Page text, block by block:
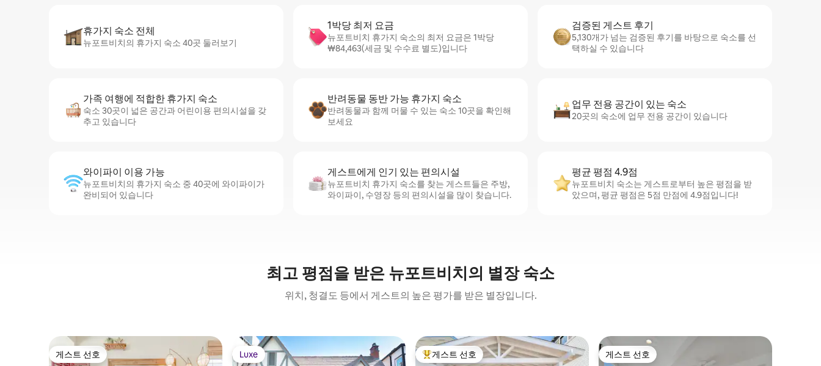
휴가지 숙소 전체
뉴포트비치의 휴가지 숙소 40곳 둘러보기
1박당 최저 요금
뉴포트비치 휴가지 숙소의 최저 요금은 1박당
₩84,463(세금 및 수수료 별도)입니다
검증된 게스트 후기
5,130개가 넘는 검증된 후기를 바탕으로 숙소를 선
택하실 수 있습니다
가족 여행에 적합한 휴가지 숙소
숙소 30곳이 넓은 공간과 어린이용 편의시설을 갖
추고 있습니다
반려동물 동반 가능 휴가지 숙소
반려동물과 함께 머물 수 있는 숙소 10곳을 확인해
보세요
업무 전용 공간이 있는 숙소
20곳의 숙소에 업무 전용 공간이 있습니다
와이파이 이용 가능
뉴포트비치의 휴가지 숙소 중 40곳에 와이파이가
완비되어 있습니다
게스트에게 인기 있는 편의시설
뉴포트비치 휴가지 숙소를 찾는 게스트들은 주방,
와이파이, 수영장 등의 편의시설을 많이 찾습니다.
평균 평점 4.9점
뉴포트비치 숙소는 게스트로부터 높은 평점을 받
았으며, 평균 평점은 5점 만점에 4.9점입니다!
최고 평점을 받은 뉴포트비치의 별장 숙소
위치, 청결도 등에서 게스트의 높은 평가를 받은 별장입니다.
게스트 선호
게스트 선호 Luxe
Luxe 상위 게스트 선호
게스트 선호 게스트 선호
게스트 선호